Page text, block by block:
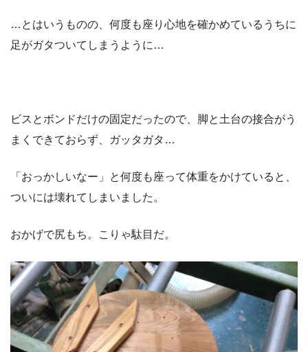
…とはいうものの、何度も座り心地を確かめているうちに
足がガタついてしまうように…
ビスとボンドだけの固定だったので、脚と土台の接合がう
まくできておらず、ガッタガタ…
「おっかしいなー」と何度も座って体重をかけていると、
ついには壊れてしまいました。
おかげで尻もち。こりゃ駄目だ。